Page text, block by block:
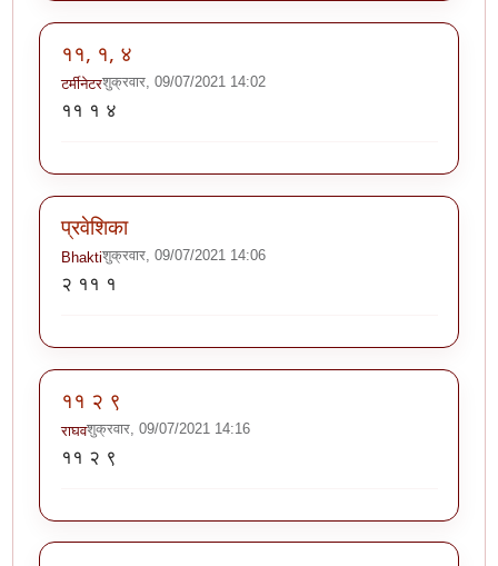
११, १, ४
टर्मीनेटरशुक्रवार, 09/07/2021 14:02
११ १ ४
प्रवेशिका
Bhaktiशुक्रवार, 09/07/2021 14:06
२ ११ १
११ २ ९
राघवशुक्रवार, 09/07/2021 14:16
११ २ ९